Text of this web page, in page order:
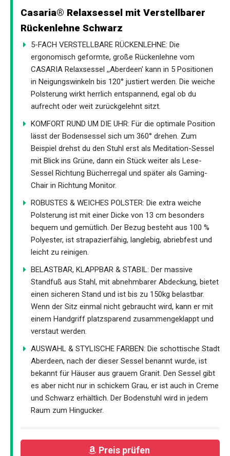
Casaria® Relaxsessel mit Verstellbarer
Rückenlehne Schwarz
5-FACH VERSTELLBARE RÜCKENLEHNE: Die
ergonomisch geformte, große Rückenlehne vom
CASARIA Relaxsessel ,,Aberdeen' kann in 5 Positionen
in Neigungswinkeln bis 120° justiert werden. Die weiche
Polsterung wirkt herrlich entspannend, egal ob du
aufrecht oder weit zurückgelehnt sitzt.
KOMFORT RUND UM DIE UHR: Für die optimale Position
lässt der Bodensessel sich um 360° drehen. Zum
Beispiel drehst du den Stuhl erst als Meditation-Sessel
mit Blick ins Grüne, dann ein Stück weiter als Lese-
Sessel Richtung Bücherregal und später als Gaming-
Chair in Richtung Monitor.
ROBUSTES & WEICHES POLSTER: Die extra weiche
Polsterung ist mit einer Dicke von 13 cm besonders
bequem und gemütlich. Der Bezug besteht aus 100 %
Polyester, ist strapazierfähig, langlebig, abriebfest und
leicht zu reinigen.
BELASTBAR, KLAPPBAR & STABIL: Der massive
Standfuß aus Stahl, mit abnehmbarer Abdeckung, bietet
einen sicheren Stand und ist bis zu 150kg belastbar.
Wenn der Sitz einmal nicht gebraucht wird, kann er mit
einem Handgriff platzsparend zusammengeklappt und
verstaut werden.
AUSWAHL & STYLISCHE FARBEN: Die schottische Stadt
Aberdeen, nach der dieser Sessel benannt wurde, ist
bekannt für Häuser aus grauem Granit. Den Sessel gibt
es aber nicht nur in schickem Grau, er ist auch in Creme
und Schwarz erhältlich. Der Bodenstuhl wird in jedem
Raum zum Hingucker.
Preis prüfen